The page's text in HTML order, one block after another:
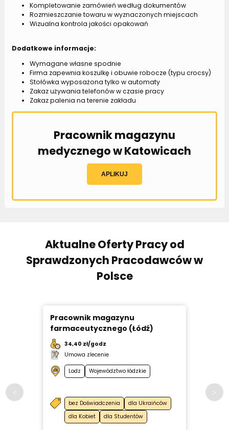
Kompletowanie zamówień według dokumentów
Rozmieszczanie towaru w wyznaczonych miejscach
Wizualna kontrola jakości opakowań
Dodatkowe informacje:
Wymagane własne spodnie
Firma zapewnia koszulkę i obuwie robocze (typu crocsy)
Stołówka wyposażona tylko w automaty
Zakaz używania telefonów w czasie pracy
Zakaz palenia na terenie zakładu
Pracownik magazynu
medycznego w Katowicach
APLIKUJ
Aktualne Oferty Pracy od
Sprawdzonych Pracodawców w
Polsce
Pracownik magazynu
farmaceutycznego (Łódź)
34,40 zł/godz
Umowa zlecenie
Lodz Województwo łódzkie
bez Doświadczenia
dla Ukraińców
dla Kobiet
dla Studentów